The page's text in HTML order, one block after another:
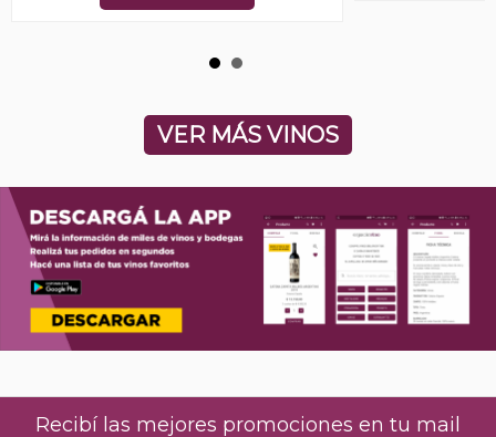
VER MÁS VINOS
Recibí las mejores promociones en tu mail